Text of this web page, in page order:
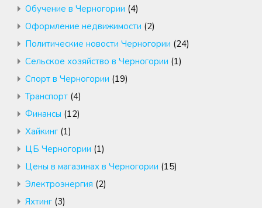
Обучение в Черногории (4)
Оформление недвижимости (2)
Политические новости Черногории (24)
Сельское хозяйство в Черногории (1)
Спорт в Черногории (19)
Транспорт (4)
Финансы (12)
Хайкинг (1)
ЦБ Черногории (1)
Цены в магазинах в Черногории (15)
Электроэнергия (2)
Яхтинг (3)